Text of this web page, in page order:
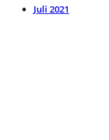
Juli 2021